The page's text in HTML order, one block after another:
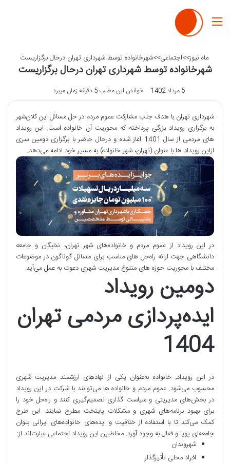
منو
ماه نیوز>>اجتماعی>>شهرخانواده توسط شهرداری تهران درحال برگزاریست
شهرخانواده توسط شهرداری تهران درحال برگزاریست
5 مرداد 1402 خواندن این مطلب 5 دقیقه زمان میبرد
شهرداری تهران با هدف جلب مشارکت عموم مردم در حل مسائل این کلان‌شهر
به برگزاری رویداد بزرگی پرداخته که محوریت آن خانواده است. این رویداد
های مردمی از سال 1401 آغاز شده و درحال حاضر با برگزاری دومین سری
ازاین رویداد ها با عنوان (تهران، شهر خانواده) به مسیر خود ادامه می‌دهد.
در این رویداد از عموم مردم و خانواده‌های شهر تهران، نخبگان و جامعه
دانشگاهی جهت ارائه راه‌حل های مناسب برای مسائل گوناگون در موضوعات
مختلف با محوریت حوزه های متنوع مدیریت شهری دعوت به عمل می‌آید.
دومین رویداد
ایده‌پردازی مردمی تهران
1404
در این رویداد٬ خانواده به‌عنوان یکی از نهادهای ارزشمند مدیریت شهری
محسوب می‌شود. عموم مردم و خانواده ها می‌توانند با شرکت در این رویداد
در بخش‌های مدیریتی و سیاست گذاری تصمیم‌گیری کنند و راه‌حل خود را
برای بهبود برنامه‌های شهری و مشکلات پایتخت مطرح نمایند. این طرح
کمک می‌کند تا با استفاده از خلاقیت و ایده‌های خانواده‌های ایرانی بتوان
جامعه‌ای پویا و فعال به وجود آورد. مخاطبین این رویداد اجتماعی عبارت‌اند از:
شهروندان
افراد محلی تأثیرگذار